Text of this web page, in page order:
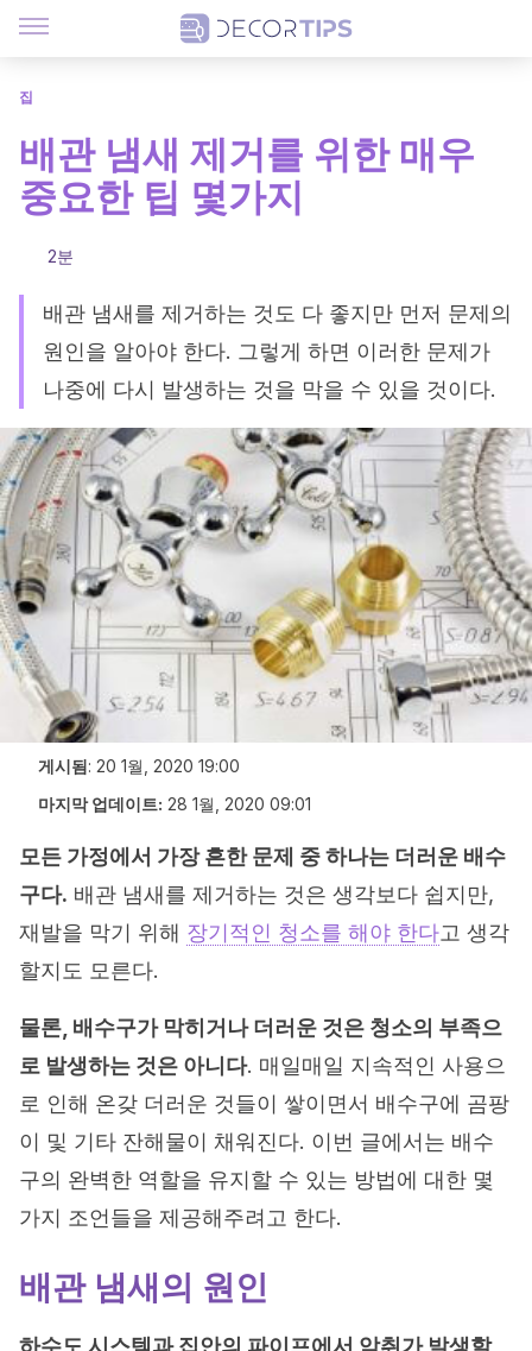
집
배관 냄새 제거를 위한 매우
중요한 팁 몇가지
2분
배관 냄새를 제거하는 것도 다 좋지만 먼저 문제의
원인을 알아야 한다. 그렇게 하면 이러한 문제가
나중에 다시 발생하는 것을 막을 수 있을 것이다.
게시됨: 20 1월, 2020 19:00
마지막 업데이트: 28 1월, 2020 09:01
모든 가정에서 가장 흔한 문제 중 하나는 더러운 배수
구다. 배관 냄새를 제거하는 것은 생각보다 쉽지만,
재발을 막기 위해 장기적인 청소를 해야 한다고 생각
할지도 모른다.
물론, 배수구가 막히거나 더러운 것은 청소의 부족으
로 발생하는 것은 아니다. 매일매일 지속적인 사용으
로 인해 온갖 더러운 것들이 쌓이면서 배수구에 곰팡
이 및 기타 잔해물이 채워진다. 이번 글에서는 배수
구의 완벽한 역할을 유지할 수 있는 방법에 대한 몇
가지 조언들을 제공해주려고 한다.
배관 냄새의 원인
하수도 시스템과 집안의 파이프에서 악취가 발생할